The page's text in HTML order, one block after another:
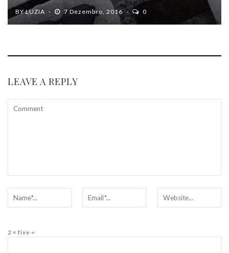
BYLUZIA 7 Dezembro, 2016 0
LEAVE A REPLY
2 × five =